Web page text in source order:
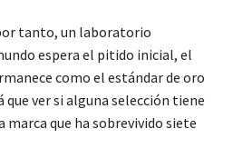
tanto, un laboratorio
espera el pitido inicial, el
como el estándar de oro
que ver si alguna selección tiene
marca que ha sobrevivido siete